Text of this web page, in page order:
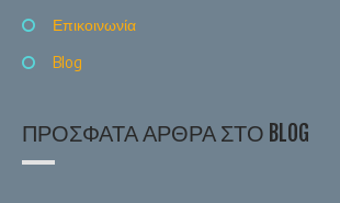
Επικοινωνία
Blog
ΠΡΌΣΦΑΤΑ ΆΡΘΡΑ ΣΤΟ BLOG